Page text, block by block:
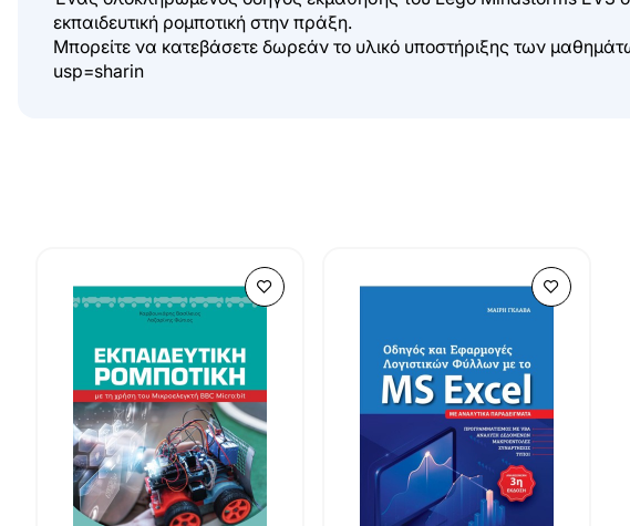
εκπαιδευτική ρομποτική στην πράξη.
Μπορείτε να κατεβάσετε δωρεάν το υλικό υποστήριξης των
usp=sharin